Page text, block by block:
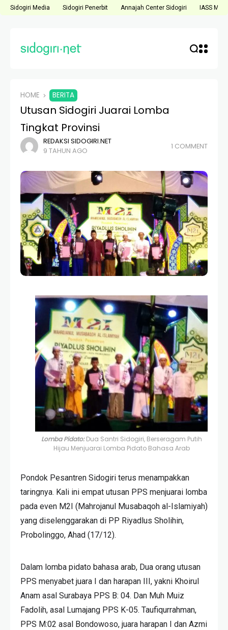
Sidogiri Media Sidogiri Penerbit Annajah Center Sidogiri IASS
HOME BERITA
Utusan Sidogiri Juarai Lomba
Tingkat Provinsi
REDAKSI SIDOGIRI.NET
9 TAHUN AGO
1 COMMENT
Lomba Pidato:Dua Santri Sidogiri, Berseragam Putih
Hijau Menjuarai Lomba Pidato Bahasa Arab
Pondok Pesantren Sidogiri terus menampakkan
taringnya. Kali ini empat utusan PPS menjuarai lomba
pada even M2I (Mahrojanul Musabaqoh al-Islamiyah)
yang diselenggarakan di PP Riyadlus Sholihin,
Probolinggo, Ahad (17/12).
Dalam lomba pidato bahasa arab, Dua orang utusan
PPS menyabet juara I dan harapan III, yakni Khoirul
Anam asal Surabaya PPS B: 04. Dan Muh Muiz
Fadolih, asal Lumajang PPS K-05. Taufiqurrahman,
PPS M:02 asal Bondowoso, juara harapan I dan Azmi